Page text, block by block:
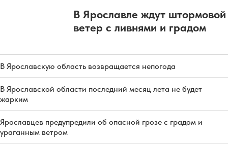
В Ярославле ждут штормовой
ветер с ливнями и градом
В Ярославскую область возвращается непогода
В Ярославской области последний месяц лета не будет
жарким
Ярославцев предупредили об опасной грозе с градом и
ураганным ветром